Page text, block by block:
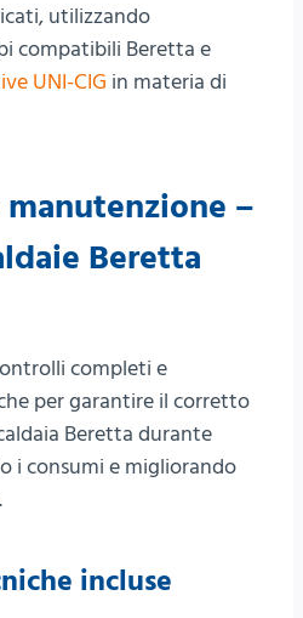
utilizzando
compatibili Beretta e
UNI-CIG in materia di
–
Beretta
completi e
per garantire il corretto
Beretta durante
i consumi e migliorando
incluse